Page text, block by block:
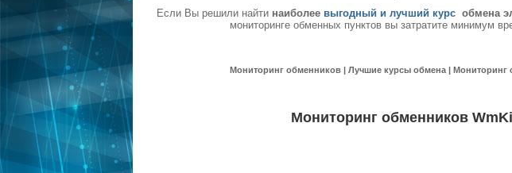
Если Вы решили найти наиболее выгодный и лучший курс обмена
мониторинге обменных пунктов вы затратите минимум
Мониторинг обменников | Лучшие курсы обмена | Мониторинг
Мониторинг обменников